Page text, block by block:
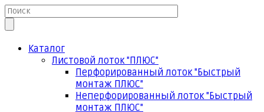
Каталог
Листовой лоток "ПЛЮС"
Перфорированный лоток "Быстрый
монтаж ПЛЮС"
Неперфорированный лоток "Быстрый
монтаж ПЛЮС"